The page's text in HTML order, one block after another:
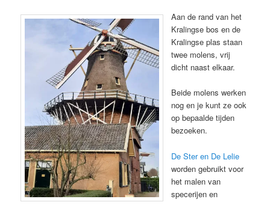
Aan de rand van het
Kralingse bos en de
Kralingse plas staan
twee molens, vrij
dicht naast elkaar.
Beide molens werken
nog en je kunt ze ook
op bepaalde tijden
bezoeken.
De Ster en De Lelie
worden gebruikt voor
het malen van
specerijen en